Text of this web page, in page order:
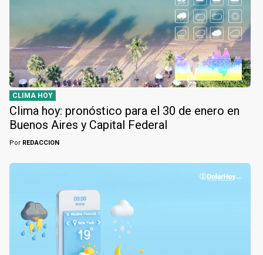
CLIMA HOY
Clima hoy: pronóstico para el 30 de enero en
Buenos Aires y Capital Federal
Por REDACCION